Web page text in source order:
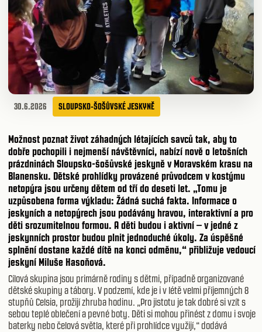
30.6.2026 SLOUPSKO-ŠOŠŮVSKÉ JESKYNĚ
Možnost poznat život záhadných létajících savců tak, aby to
dobře pochopili i nejmenší návštěvníci, nabízí nově o letošních
prázdnináchSloupsko-šošůvské jeskyně v Moravském krasuna
Blanensku. Dětské prohlídky provázené průvodcem v kostýmu
netopýra jsouurčeny dětem od tří do deseti let. „Tomu je
uzpůsobena forma výkladu: Žádná suchá fakta. Informace o
jeskyních a netopýrech jsou podávány hravou, interaktivní a pro
děti srozumitelnou formou. A děti budou i aktivní – v jedné z
jeskynních prostor budou plnit jednoduché úkoly. Za úspěšné
splnění dostane každé dítě na konci odměnu,“ přibližuje vedoucí
jeskyní Miluše Hasoňová.
Cílová skupina jsou primárně rodiny s dětmi, případně organizované
dětské skupiny a tábory. V podzemí, kde je i v létě velmi příjemných 8
stupňů Celsia, prožijí zhruba hodinu. „Pro jistotu je tak dobré si vzít s
sebou teplé oblečení a pevné boty. Děti si mohou přinést z domu i svoje
baterky nebo čelová světla, které při prohlídce využijí,“ dodává